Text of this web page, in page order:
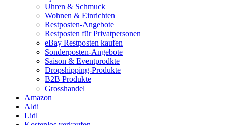
Uhren & Schmuck
Wohnen & Einrichten
Restposten-Angebote
Restposten für Privatpersonen
eBay Restposten kaufen
Sonderposten-Angebote
Saison & Eventprodkte
Dropshipping-Produkte
B2B Produkte
Grosshandel
Amazon
Aldi
Lidl